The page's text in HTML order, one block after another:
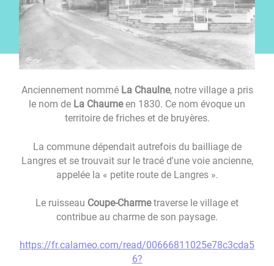
Anciennement nommé La Chaulne, notre village a pris
le nom de La Chaumeen 1830. Ce nom évoque un
territoire de friches et de bruyères.
La commune dépendait autrefois du bailliage de
Langres et se trouvait sur le tracé d'une voie ancienne,
appelée la « petite route de Langres ».
Le ruisseau Coupe-Charmetraverse le village et
contribue au charme de son paysage.
https://fr.calameo.com/read/00666811025e78c3cda5
6?